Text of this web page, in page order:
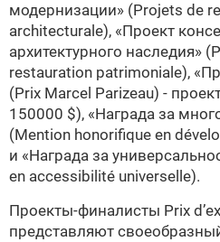
модернизации» (Projets de
architecturale), «Проект
архитектурного наследия»
restauration patrimoniale),
(Prix Marcel Parizeau) -
150000 $), «Награда за
(Mention honorifique en
и «Награда за
en accessibilité universelle).
Проекты-финалисты Prix
представляют